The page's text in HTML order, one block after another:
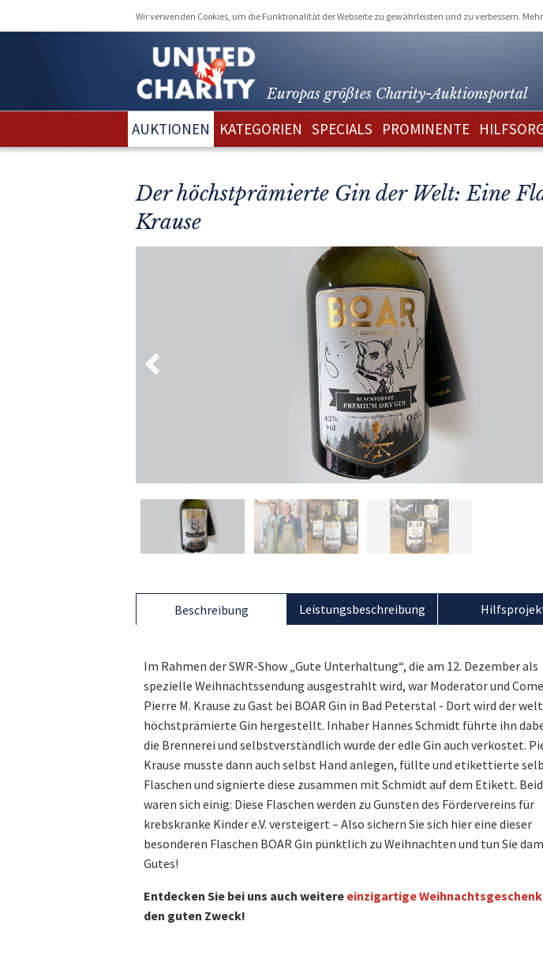
Wir verwenden Cookies, um die Funktionalität der Webseite zu gewährleisten und zu verbessern.
Europas größtes Charity-Auktionsportal
AUKTIONEN KATEGORIEN SPECIALS PROMINENTE
Der höchstprämierte Gin der Welt: Eine
Krause
Beschreibung
Im Rahmen der SWR-Show „Gute Unterhaltung“, die am 12. Dezember als
spezielle Weihnachtssendung ausgestrahlt wird, war Moderator und
Pierre M. Krause zu Gast bei BOAR Gin in Bad Peterstal - Dort wird der
höchstprämierte Gin hergestellt. Inhaber Hannes Schmidt führte ihn
die Brennerei und selbstverständlich wurde der edle Gin auch verkostet.
Krause musste dann auch selbst Hand anlegen, füllte und etikettierte
Flaschen und signierte diese zusammen mit Schmidt auf dem Etikett.
waren sich einig: Diese Flaschen werden zu Gunsten des Fördervereins für
krebskranke Kinder e.V. versteigert – Also sichern Sie sich hier eine dieser
besonderen Flaschen BOAR Gin pünktlich zu Weihnachten und tun Sie
Gutes!
Entdecken Sie bei uns auch weitere einzigartige
den guten Zweck!
Leistungsbeschreibung